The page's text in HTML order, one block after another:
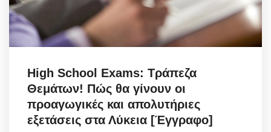
High School Exams: Τράπεζα
Θεμάτων! Πώς θα γίνουν οι
προαγωγικές και απολυτήριες
εξετάσεις στα Λύκεια [Έγγραφο]